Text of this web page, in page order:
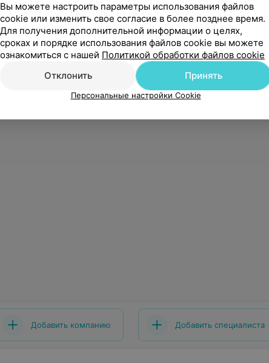
Добавить компанию Добавить специалиста
Вы можете настроить параметры использования файлов
cookie или изменить свое согласие в более позднее время.
Для получения дополнительной информации о целях,
сроках и порядке использования файлов cookie вы можете
ознакомиться с нашей Политикой обработки файлов cookie
Отклонить
Принять
Персональные настройки Cookie